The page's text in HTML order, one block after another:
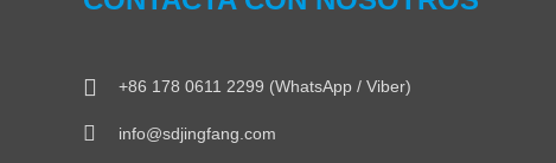
+86 178 0611 2299 (WhatsApp / Viber)
info@sdjingfang.com